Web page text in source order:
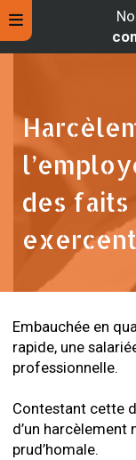
des faits
Embauchée en
rapide, une
professionnelle.
Contestant cette
d’un
prud’homale.